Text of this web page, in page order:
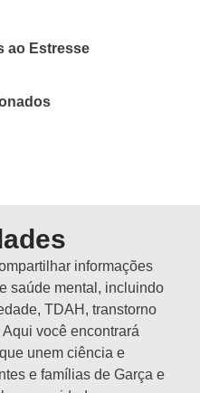
ao Estresse
informações
saúde mental, incluindo
TDAH, transtorno
você encontrará
unem ciência e
e famílias de Garça e